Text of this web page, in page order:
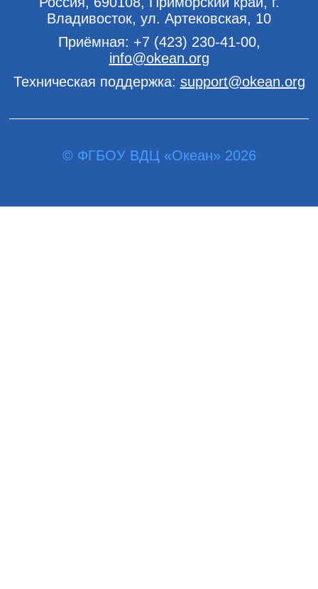
Владивосток, ул. Артековская, 10
Приёмная: +7 (423) 230-41-00,
info@okean.org
Техническая поддержка: support@okean.org
© ФГБОУ ВДЦ «Океан» 2026